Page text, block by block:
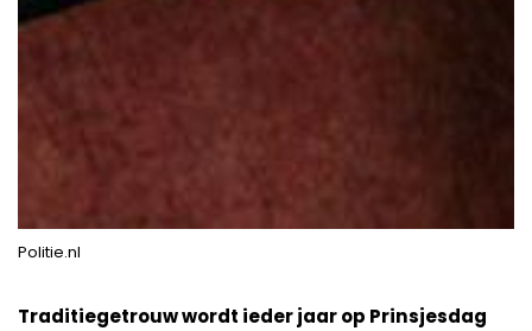
Politie.nl
Traditiegetrouw wordt ieder jaar op Prinsjesdag